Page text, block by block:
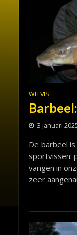
WITVIS
3 januari
De barbeel
sportvissen:
vangen in
zeer